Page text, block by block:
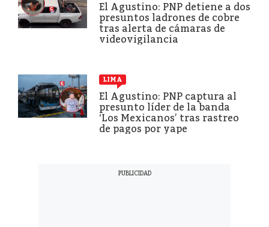
El Agustino: PNP detiene a dos
presuntos ladrones de cobre
tras alerta de cámaras de
videovigilancia
LIMA
El Agustino: PNP captura al
presunto líder de la banda
‘Los Mexicanos’ tras rastreo
de pagos por yape